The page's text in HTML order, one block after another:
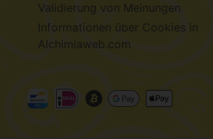
Validierung von Meinungen
Informationen über Cookies in
Alchimiaweb.com